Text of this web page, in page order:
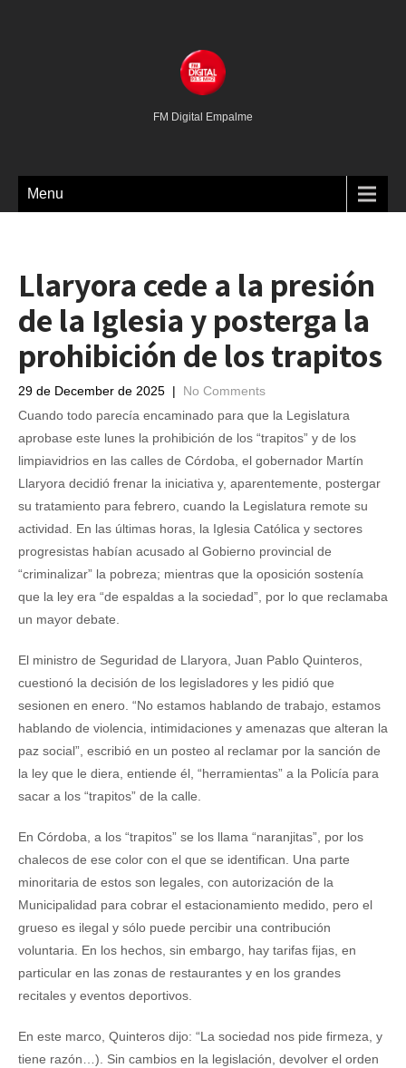
FM Digital Empalme
Menu
Llaryora cede a la presión
de la Iglesia y posterga la
prohibición de los trapitos
29 de December de 2025 | No Comments
Cuando todo parecía encaminado para que la Legislatura
aprobase este lunes la prohibición de los “trapitos” y de los
limpiavidrios en las calles de Córdoba, el gobernador Martín
Llaryora decidió frenar la iniciativa y, aparentemente, postergar
su tratamiento para febrero, cuando la Legislatura remote su
actividad. En las últimas horas, la Iglesia Católica y sectores
progresistas habían acusado al Gobierno provincial de
“criminalizar” la pobreza; mientras que la oposición sostenía
que la ley era “de espaldas a la sociedad”, por lo que reclamaba
un mayor debate.
El ministro de Seguridad de Llaryora, Juan Pablo Quinteros,
cuestionó la decisión de los legisladores y les pidió que
sesionen en enero. “No estamos hablando de trabajo, estamos
hablando de violencia, intimidaciones y amenazas que alteran la
paz social”, escribió en un posteo al reclamar por la sanción de
la ley que le diera, entiende él, “herramientas” a la Policía para
sacar a los “trapitos” de la calle.
En Córdoba, a los “trapitos” se los llama “naranjitas”, por los
chalecos de ese color con el que se identifican. Una parte
minoritaria de estos son legales, con autorización de la
Municipalidad para cobrar el estacionamiento medido, pero el
grueso es ilegal y sólo puede percibir una contribución
voluntaria. En los hechos, sin embargo, hay tarifas fijas, en
particular en las zonas de restaurantes y en los grandes
recitales y eventos deportivos.
En este marco, Quinteros dijo: “La sociedad nos pide firmeza, y
tiene razón…). Sin cambios en la legislación, devolver el orden